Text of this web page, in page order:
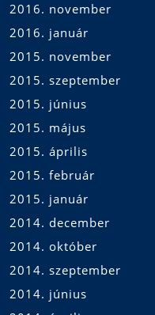
2016. november
2016. január
2015. november
2015. szeptember
2015. június
2015. május
2015. április
2015. február
2015. január
2014. december
2014. október
2014. szeptember
2014. június